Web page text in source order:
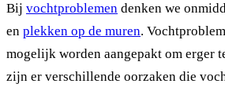
Bij vochtproblemen denken we
en plekken op de muren.
mogelijk worden aangepakt om erger
zijn er verschillende oorzaken die